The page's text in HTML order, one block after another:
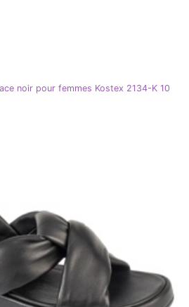
noir pour femmes Kostex 2134-K 10